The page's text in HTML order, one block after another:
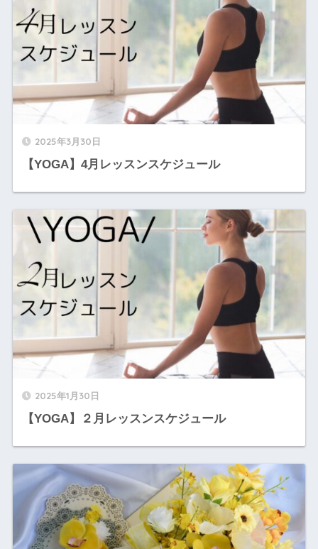
2025年3月30日
【YOGA】4月レッスンスケジュール
2025年1月30日
【YOGA】２月レッスンスケジュール